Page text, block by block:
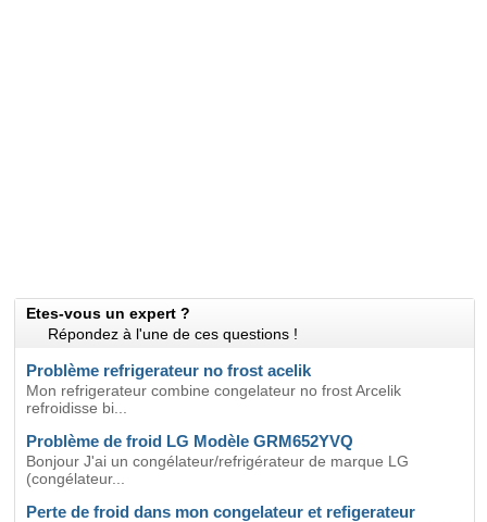
Etes-vous un expert ?
Répondez à l'une de ces questions !
Problème refrigerateur no frost acelik
Mon refrigerateur combine congelateur no frost Arcelik
refroidisse bi...
Problème de froid LG Modèle GRM652YVQ
Bonjour J'ai un congélateur/refrigérateur de marque LG
(congélateur...
Perte de froid dans mon congelateur et refigerateur